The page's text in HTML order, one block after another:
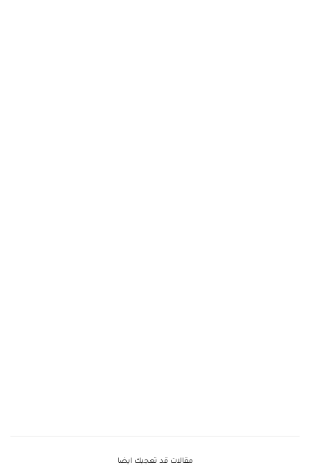
مقالات قد تعجبك ايضا